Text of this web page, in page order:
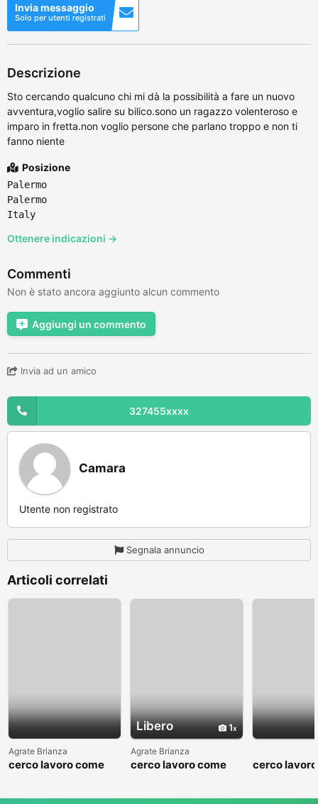
Invia messaggio
Solo per utenti registrati
Descrizione
Sto cercando qualcuno chi mi dà la possibilità a fare un nuovo
avventura,voglio salire su bilico.sono un ragazzo volenteroso e
imparo in fretta.non voglio persone che parlano troppo e non ti
fanno niente
Posizione
Palermo
Palermo
Italy
Ottenere indicazioni →
Commenti
Non è stato ancora aggiunto alcun commento
Aggiungi un commento
Invia ad un amico
327455xxxx
Camara
Utente non registrato
Segnala annuncio
Articoli correlati
Agrate Brianza
cerco lavoro come
Libero 1
Agrate Brianza
cerco lavoro come
cerco